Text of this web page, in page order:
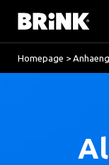
Homepage >